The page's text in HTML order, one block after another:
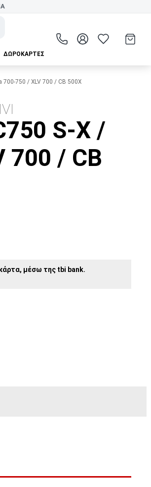
ΔΩΡΟΚΆΡΤΕΣ
750 / XLV 700 / CB 500X
S-X /
700 / CB
μέσω της tbi bank.